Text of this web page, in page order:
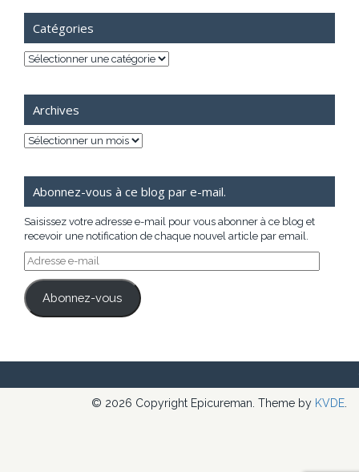
Catégories
Catégories
Archives
Archives
Abonnez-vous à ce blog par e-mail.
Saisissez votre adresse e-mail pour vous abonner à ce blog et
recevoir une notification de chaque nouvel article par email.
Adresse
e-
mail
Abonnez-vous
© 2026 Copyright Epicureman. Theme by KVDE